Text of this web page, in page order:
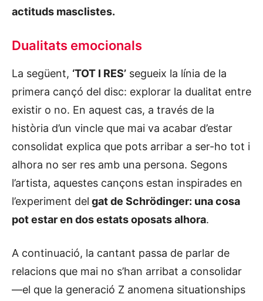
actituds masclistes.
Dualitats emocionals
La següent, ‘TOT I RES’ segueix la línia de la
primera cançó del disc: explorar la dualitat entre
existir o no. En aquest cas, a través de la
història d’un vincle que mai va acabar d’estar
consolidat explica que pots arribar a ser-ho tot i
alhora no ser res amb una persona. Segons
l’artista, aquestes cançons estan inspirades en
l’experiment del gat de Schrödinger: una cosa
pot estar en dos estats oposats alhora.
A continuació, la cantant passa de parlar de
relacions que mai no s’han arribat a consolidar
—el que la generació Z anomena situationships